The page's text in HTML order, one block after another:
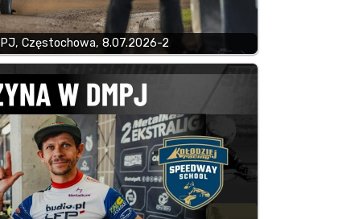
Częstochowa, 8.07.2026-2